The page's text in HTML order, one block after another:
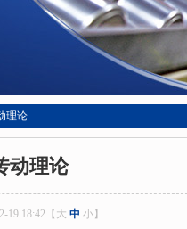
理论
动理论
19 18:42【 大 中 小】